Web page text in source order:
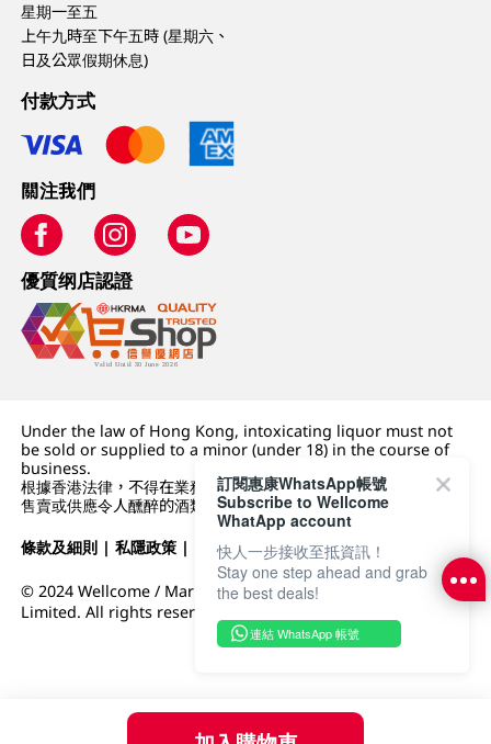
星期一至五
上午九時至下午五時 (星期六、
日及公眾假期休息)
付款方式
關注我們
優質纲店認證
Under the law of Hong Kong, intoxicating liquor must not
be sold or supplied to a minor (under 18) in the course of
business.
根據香港法律，不得在業務過程中，向未成年人 (18 歲以下人士)
售賣或供應令人醺醉的酒類。
條款及細則 |私隱政策 | DFI零售集團
© 2024 Wellcome / Market Place. The Dairy Farm Company
Limited. All rights reserved.
訂閱惠康WhatsApp帳號
Subscribe to Wellcome
WhatApp account
快人一步接收至抵資訊！
Stay one step ahead and grab
the best deals!
連結 WhatsApp 帳號